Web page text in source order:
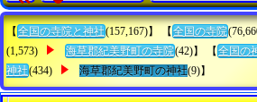
【 全国の寺院と神社(157,167)】 【 全国の寺院
(1,573)
海草郡紀美野町の寺院(42)】 【 全国の
神社(434) 海草郡紀美野町の神社(9)】